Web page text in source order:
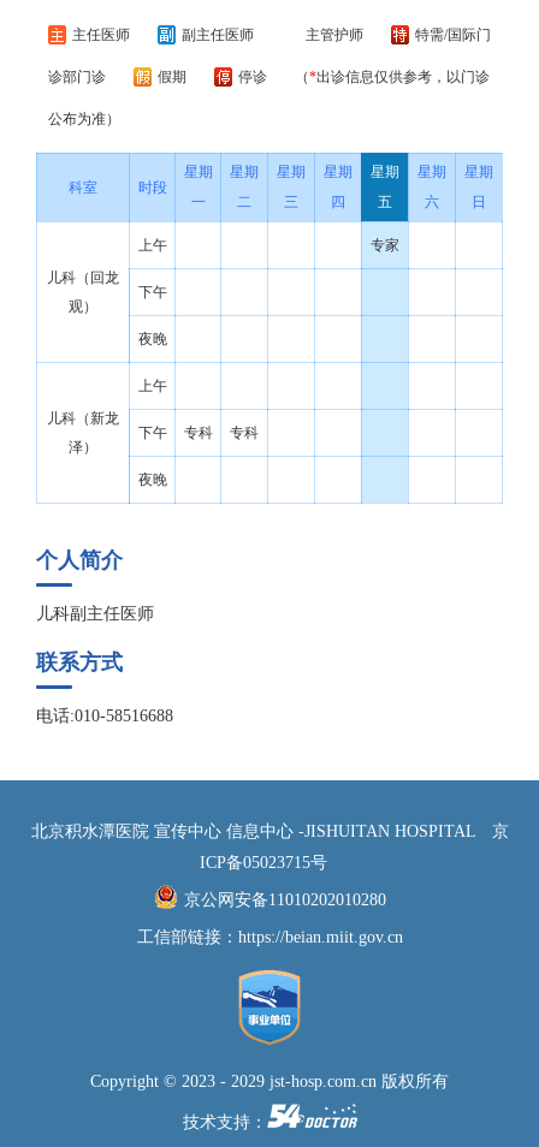
主任医师 副主任医师 主管护师 特需/国际门
诊部门诊 假期 停诊 （*出诊信息仅供参考，以门诊
公布为准）
科室 时段
星期
一
星期
二
星期
三
星期
四
星期
五
星期
六
星期
日
儿科（回龙
观）
上午 专家
下午
夜晚
儿科（新龙
泽）
上午
下午 专科 专科
夜晚
个人简介
儿科副主任医师
联系方式
电话:010-58516688
北京积水潭医院 宣传中心 信息中心 -JISHUITAN HOSPITAL
京
ICP备05023715号
京公网安备11010202010280
工信部链接： https://beian.miit.gov.cn
Copyright © 2023 - 2029 jst-hosp.com.cn 版权所有
技术支持：